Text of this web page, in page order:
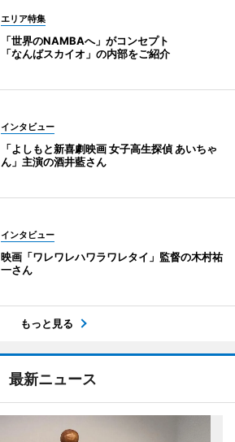
エリア特集
「世界のNAMBAへ」がコンセプト
「なんばスカイオ」の内部をご紹介
インタビュー
「よしもと新喜劇映画 女子高生探偵 あいちゃ
ん」主演の酒井藍さん
インタビュー
映画「ワレワレハワラワレタイ」監督の木村祐
一さん
もっと見る
最新ニュース